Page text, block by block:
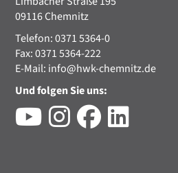
09116 Chemnitz
Telefon: 0371 5364-0
Fax: 0371 5364-222
E-Mail: info@hwk-chemnitz.de
Und folgen Sie uns: